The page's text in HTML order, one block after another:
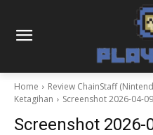
Home
Review ChainStaff
Ketagihan
Screenshot 2026-04-
Screenshot 2026-